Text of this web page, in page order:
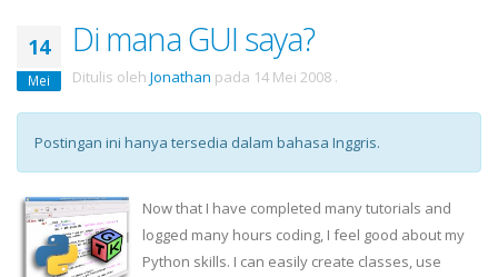
14
Mei
Di mana GUI saya?
Ditulis oleh Jonathan pada 14 Mei 2008 .
Postingan ini hanya tersedia dalam bahasa Inggris.
Now that I have completed many tutorials and
logged many hours coding, I feel good about my
Python skills. I can easily create classes, use